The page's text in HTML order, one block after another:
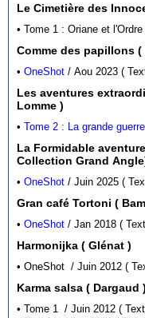
Comme des papillons (
•OneShot / Aou
Les aventures
Lomme )
•Tome 2 : La grande guerre
La Formidable aventure des
Collection Grand
•OneShot / Juin
•OneShot / Jan
Harmonijka ( Glénat )
•
Karma salsa ( Dargaud )
• Tome 1 /